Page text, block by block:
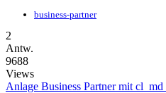
business-partner
2
Antw.
9688
Views
Anlage Business Partner mit